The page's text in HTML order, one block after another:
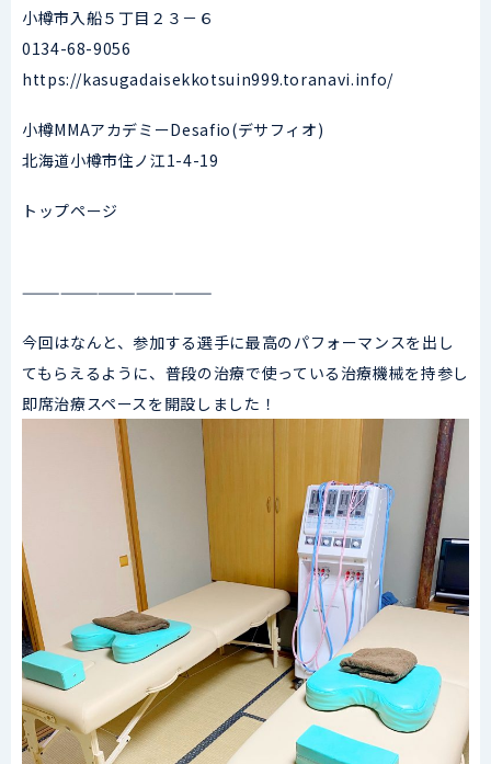
小樽市入船５丁目２３－６
0134-68-9056
https://kasugadaisekkotsuin999.toranavi.info/
小樽MMAアカデミーDesafio(デサフィオ)
北海道小樽市住ノ江1-4-19
トップページ
———————————————
今回はなんと、参加する選手に最高のパフォーマンスを出し
てもらえるように、普段の治療で使っている治療機械を持参し
即席治療スペースを開設しました！